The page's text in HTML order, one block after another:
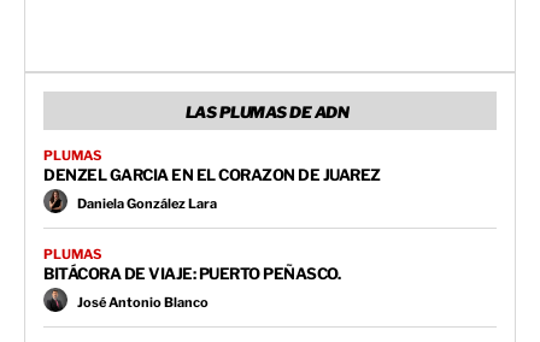
LAS PLUMAS DE ADN
PLUMAS
DENZEL GARCIA EN EL CORAZON DE JUAREZ
Daniela González Lara
PLUMAS
BITÁCORA DE VIAJE: PUERTO PEÑASCO.
José Antonio Blanco